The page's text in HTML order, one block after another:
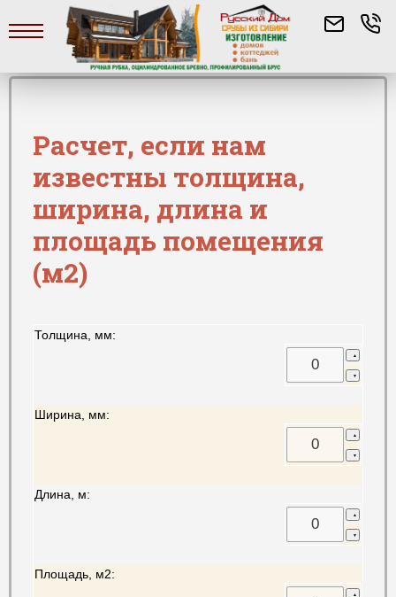
Расчет, если нам
известны толщина,
ширина, длина и
площадь помещения
(м2)
Толщина, мм:
Ширина, мм:
Длина, м:
Площадь, м2: